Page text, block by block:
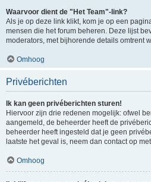
Waarvoor dient de "Het Team"-link?
Als je op deze link klikt, kom je op een
mensen die het forum beheren. Deze lijst
moderators, met bijhorende details omtrent
Omhoog
Privéberichten
Ik kan geen privéberichten sturen!
Hiervoor zijn drie redenen mogelijk: ofwel
aangemeld, de beheerder heeft de
beheerder heeft ingesteld dat je geen
laatste het geval is, neem dan contact op
Omhoog